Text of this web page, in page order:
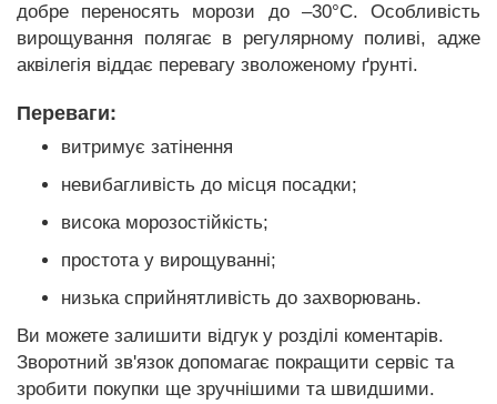
добре переносять морози до –30°С. Особливість
вирощування полягає в регулярному поливі, адже
аквілегія віддає перевагу зволоженому ґрунті.
Переваги:
витримує затінення
невибагливість до місця посадки;
висока морозостійкість;
простота у вирощуванні;
низька сприйнятливість до захворювань.
Ви можете залишити відгук у розділі коментарів.
Зворотний зв'язок допомагає покращити сервіс та
зробити покупки ще зручнішими та швидшими.